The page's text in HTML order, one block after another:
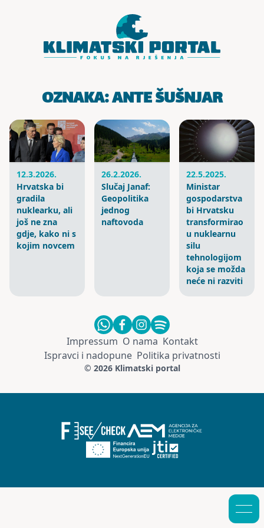
OZNAKA:ANTE ŠUŠNJAR
12.3.2026.
Hrvatska bi
gradila
nuklearku, ali
još ne zna
gdje, kako ni s
kojim novcem
26.2.2026.
Slučaj Janaf:
Geopolitika
jednog
naftovoda
22.5.2025.
Ministar
gospodarstva
bi Hrvatsku
transformirao
u nuklearnu
silu
tehnologijom
koja se možda
neće ni razviti
Impressum O nama Kontakt
Ispravci i nadopune Politika privatnosti
© 2026 Klimatski portal